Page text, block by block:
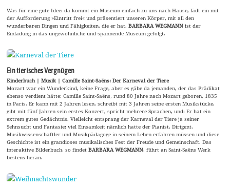
Was für eine gute Idee: da kommt ein Museum einfach zu uns nach Hause, lädt ein mit
der Aufforderung »Eintritt frei« und präsentiert unseren Körper, mit all den
wunderbaren Dingen und Fähigkeiten, die er hat.BARBARA WEGMANNist der
Einladung in das ungewöhnliche und spannende Museum gefolgt.
Ein tierisches Vergnügen
Kinderbuch | Musik | Camille Saint-Saëns: Der Karneval der Tiere
Mozart war ein Wunderkind, keine Frage, aber es gäbe da jemanden, der das Prädikat
ebenso verdient hätte: Camille Saint-Saëns, rund 80 Jahre nach Mozart geboren, 1835
in Paris. Er kann mit 2 Jahren lesen, schreibt mit 3 Jahren seine ersten Musikstücke,
gibt mit fünf Jahren sein erstes Konzert, spricht mehrere Sprachen, und: Er hat ein
extrem gutes Gedächtnis. Vielleicht entsprang der Karneval der Tiere ja seiner
Sehnsucht und Fantasie: viel Einsamkeit nämlich hatte der Pianist, Dirigent,
Musikwissenschaftler und Musikpädagoge in seinem Leben erfahren müssen und diese
Geschichte ist ein grandioses musikalisches Fest der Freude und Gemeinschaft. Das
interaktive Bilderbuch, so findetBARBARA WEGMANN, führt an Saint-Saëns Werk
bestens heran.